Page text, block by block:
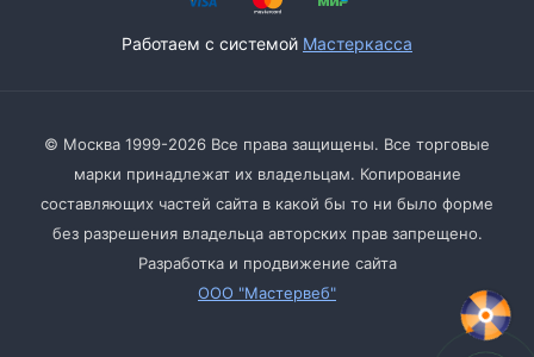
Работаем с системой Мастеркасса
© Москва 1999-2026 Все права защищены. Все торговые
марки принадлежат их владельцам. Копирование
составляющих частей сайта в какой бы то ни было форме
без разрешения владельца авторских прав запрещено.
Разработка и продвижение сайта
ООО "Мастервеб"